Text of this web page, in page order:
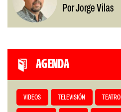
Por Jorge Vilas
AGENDA
VIDEOS TELEVISIÓN TEATRO